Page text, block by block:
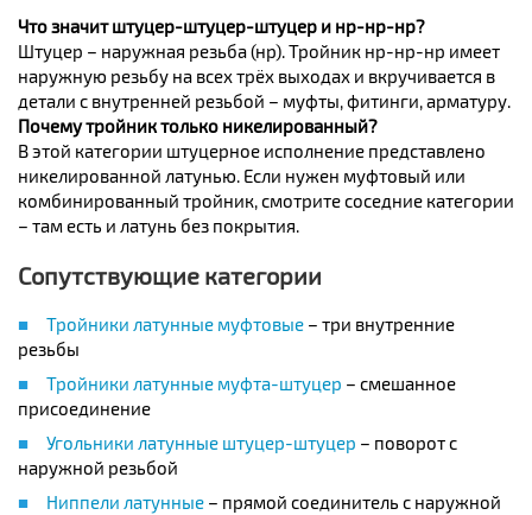
Что значит штуцер-штуцер-штуцер и нр-нр-нр?
Штуцер – наружная резьба (нр). Тройник нр-нр-нр имеет
наружную резьбу на всех трёх выходах и вкручивается в
детали с внутренней резьбой – муфты, фитинги, арматуру.
Почему тройник только никелированный?
В этой категории штуцерное исполнение представлено
никелированной латунью. Если нужен муфтовый или
комбинированный тройник, смотрите соседние категории
– там есть и латунь без покрытия.
Сопутствующие категории
Тройники латунные муфтовые – три внутренние
резьбы
Тройники латунные муфта-штуцер – смешанное
присоединение
Угольники латунные штуцер-штуцер – поворот с
наружной резьбой
Ниппели латунные – прямой соединитель с наружной